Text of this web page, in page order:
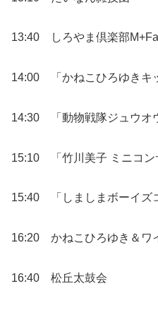
13:40 しろやま倶楽部
14:00 「かねこひろゆきキ
14:30 「動物戦隊ジュウオ
15:10 「竹川美子 ミニコン
15:40 「しましまボーイズ
16:20 かねこひろゆき＆ワ
16:40 松丘太鼓会